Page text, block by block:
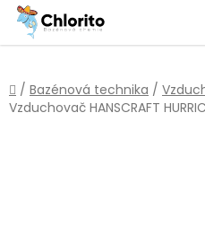
Přejít
obsah
Domů
/ Bazénová technika /
Vzduchovač HANSCRAFT